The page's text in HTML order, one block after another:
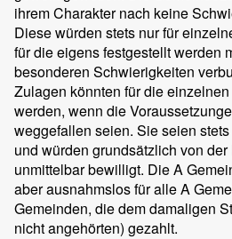
ihrem Charakter nach keine
Diese würden stets nur für
für die eigens festgestellt werden
besonderen Schwierigkeiten
Zulagen könnten für die
werden, wenn die
weggefallen seien. Sie seien
und würden grundsätzlich von
unmittelbar bewilligt. Die A
aber ausnahmslos für alle A
Gemeinden, die dem damaligen
nicht angehörten) gezahlt.